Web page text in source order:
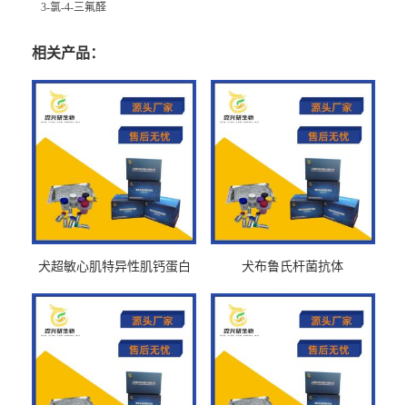
3-氯-4-三氟醛
相关产品：
犬超敏心肌特异性肌钙蛋白
犬布鲁氏杆菌抗体